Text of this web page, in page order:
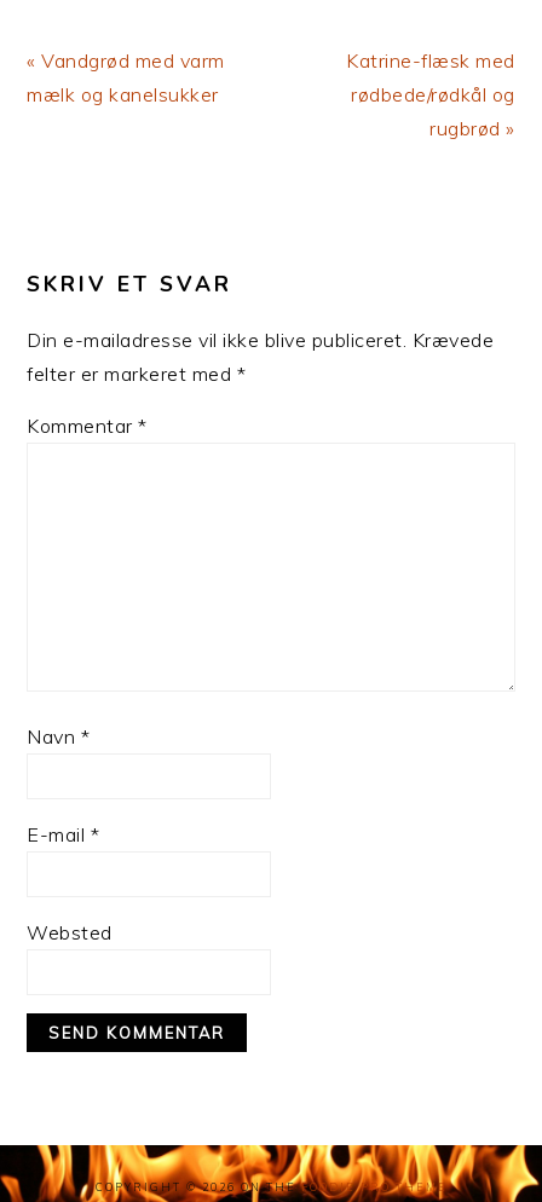
Previous
Post:
« Vandgrød med varm
mælk og kanelsukker
Next
Post:
Katrine-flæsk med
rødbede/rødkål og
rugbrød »
SKRIV ET SVAR
Din e-mailadresse vil ikke blive publiceret. Krævede
felter er markeret med *
Kommentar*
Navn *
E-mail *
Websted
COPYRIGHT © 2026 ON THEFOODIE PRO THEME